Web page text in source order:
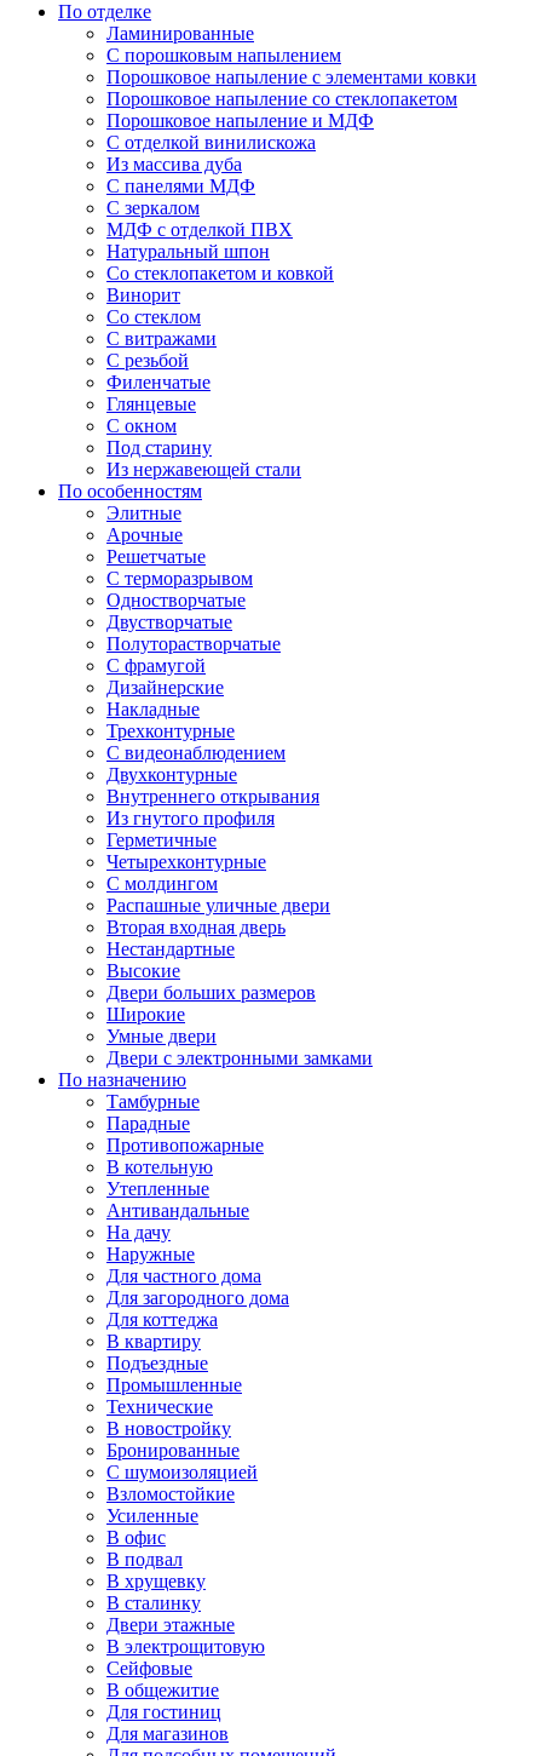
По отделке
Ламинированные
С порошковым напылением
Порошковое напыление с элементами ковки
Порошковое напыление со стеклопакетом
Порошковое напыление и МДФ
С отделкой винилискожа
Из массива дуба
С панелями МДФ
С зеркалом
МДФ с отделкой ПВХ
Натуральный шпон
Со стеклопакетом и ковкой
Винорит
Со стеклом
С витражами
С резьбой
Филенчатые
Глянцевые
С окном
Под старину
Из нержавеющей стали
По особенностям
Элитные
Арочные
Решетчатые
С терморазрывом
Одностворчатые
Двустворчатые
Полуторастворчатые
С фрамугой
Дизайнерские
Накладные
Трехконтурные
С видеонаблюдением
Двухконтурные
Внутреннего открывания
Из гнутого профиля
Герметичные
Четырехконтурные
С молдингом
Распашные уличные двери
Вторая входная дверь
Нестандартные
Высокие
Двери больших размеров
Широкие
Умные двери
Двери с электронными замками
По назначению
Тамбурные
Парадные
Противопожарные
В котельную
Утепленные
Антивандальные
На дачу
Наружные
Для частного дома
Для загородного дома
Для коттеджа
В квартиру
Подъездные
Промышленные
Технические
В новостройку
Бронированные
С шумоизоляцией
Взломостойкие
Усиленные
В офис
В подвал
В хрущевку
В сталинку
Двери этажные
В электрощитовую
Сейфовые
В общежитие
Для гостиниц
Для магазинов